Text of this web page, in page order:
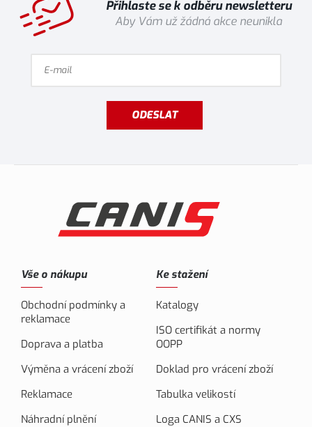
Přihlaste se k odběru newsletteru
Aby Vám už žádná akce neunikla
ODESLAT
Vše o nákupu
Obchodní podmínky a
reklamace
Doprava a platba
Výměna a vrácení zboží
Reklamace
Náhradní plnění
Ke stažení
Katalogy
ISO certifikát a normy
OOPP
Doklad pro vrácení zboží
Tabulka velikostí
Loga CANIS a CXS